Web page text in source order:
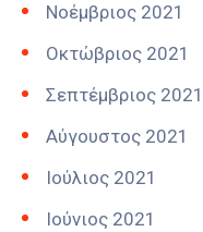
Νοέμβριος 2021
Οκτώβριος 2021
Σεπτέμβριος 2021
Αύγουστος 2021
Ιούλιος 2021
Ιούνιος 2021